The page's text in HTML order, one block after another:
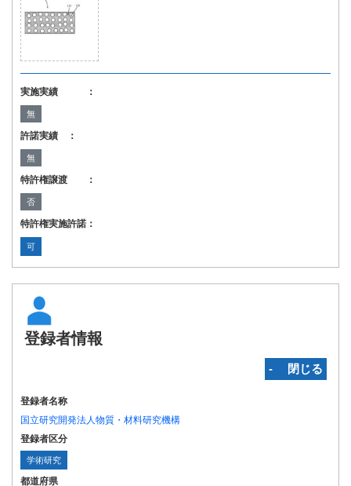
実施実績 ：
無
許諾実績 ：
無
特許権譲渡 ：
否
特許権実施許諾：
可
登録者情報
‐ 閉じる
登録者名称
国立研究開発法人物質・材料研究機構
登録者区分
学術研究
都道府県